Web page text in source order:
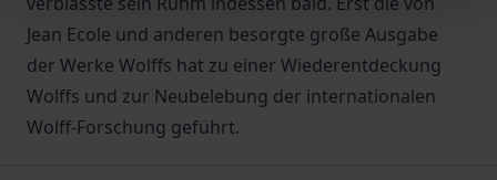
Jean Ecole und anderen besorgte große Ausgabe
der Werke Wolffs hat zu einer Wiederentdeckung
Wolffs und zur Neubelebung der internationalen
Wolff-Forschung geführt.